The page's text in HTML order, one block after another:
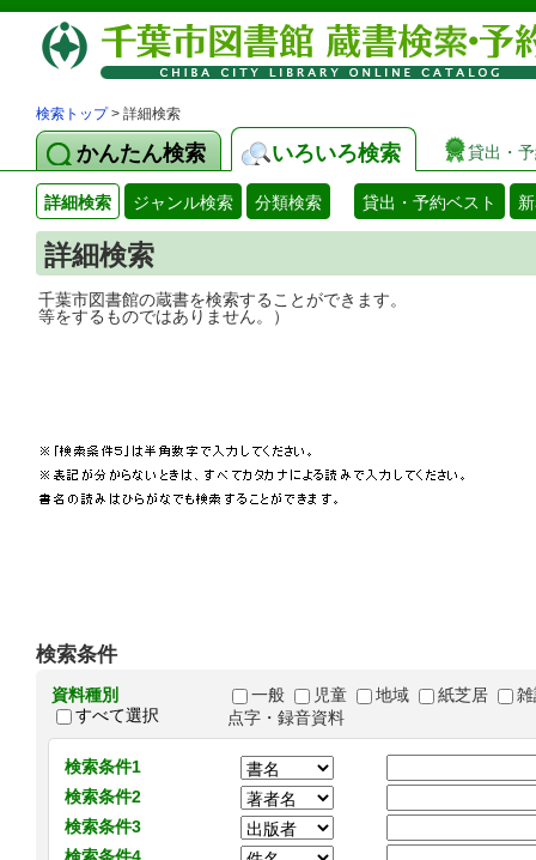
検索トップ> 詳細検索
かんたん検索 いろいろ検索 貸出・
詳細検索 ジャンル検索 分類検索 貸出・予約ベスト
詳細検索
千葉市図書館の蔵書を検索することがで
等をするものではありません。）
検索条件
資料種別
すべて選択
一般 児童 地域 紙芝居
点字・録音資料
検索条件1
検索条件2
検索条件3